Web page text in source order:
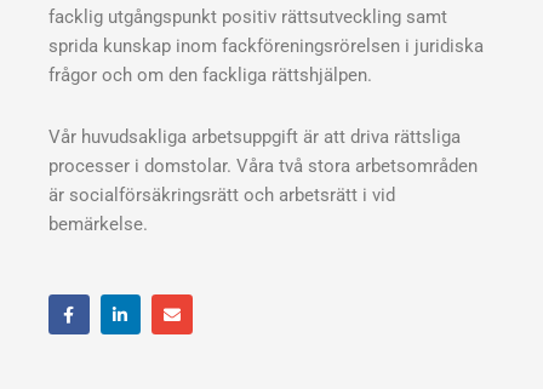
facklig utgångspunkt positiv rättsutveckling samt
sprida kunskap inom fackföreningsrörelsen i juridiska
frågor och om den fackliga rättshjälpen.
Vår huvudsakliga arbetsuppgift är att driva rättsliga
processer i domstolar. Våra två stora arbetsområden
är socialförsäkringsrätt och arbetsrätt i vid
bemärkelse.
F
a
c
L
i
n
E
n
v